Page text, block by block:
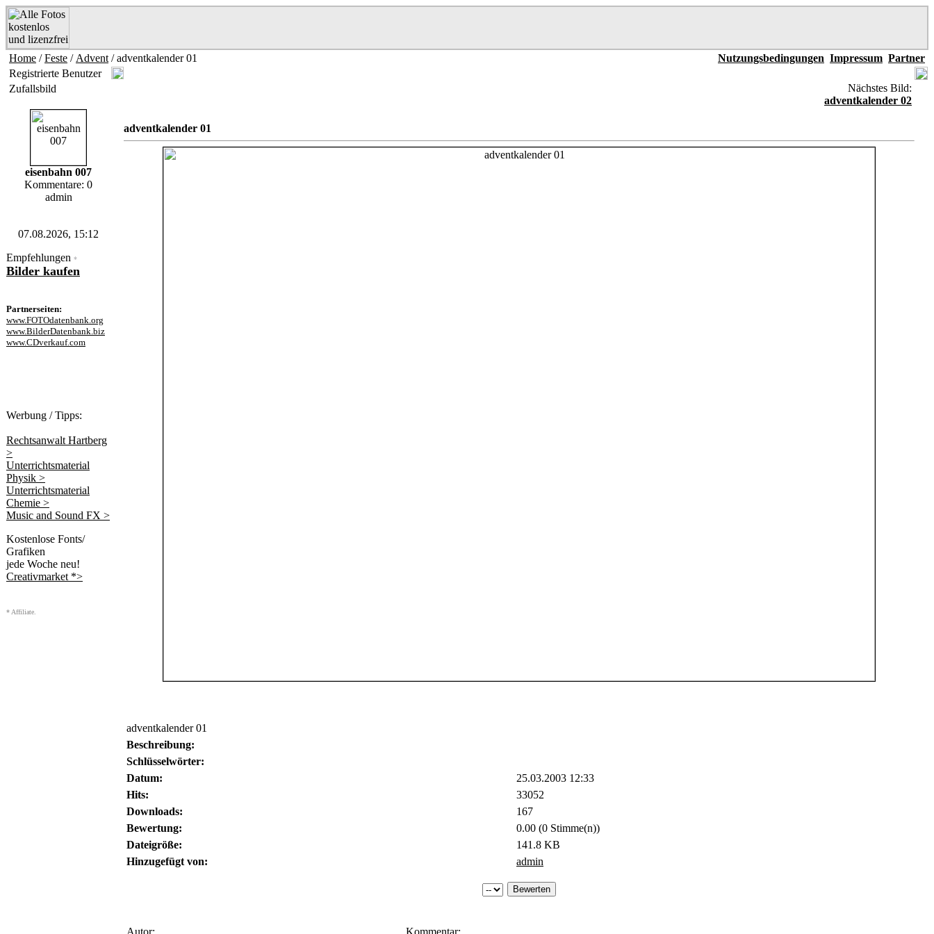
Home /Feste / Advent / adventkalender 01 Nutzungsbedingungen Impressum Partner
Registrierte Benutzer
Zufallsbild
eisenbahn 007
Kommentare: 0
admin
07.08.2026, 15:12
Empfehlungen *
Bilder kaufen
Partnerseiten:
www.FOTOdatenbank.org
www.BilderDatenbank.biz
www.CDverkauf.com
Werbung / Tipps:
Rechtsanwalt Hartberg
>
Unterrichtsmaterial
Physik >
Unterrichtsmaterial
Chemie >
Music and Sound FX >
Kostenlose Fonts/
Grafiken
jede Woche neu!
Creativmarket *>
* Affiliate.
Nächstes Bild:
adventkalender 02
adventkalender 01
adventkalender 01
Beschreibung:
Schlüsselwörter:
Datum:
25.03.2003 12:33
Hits:
33052
Downloads:
167
Bewertung:
0.00 (0 Stimme(n))
Dateigröße:
141.8 KB
Hinzugefügt von:
admin
Autor: Kommentar: